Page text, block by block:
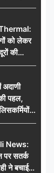
तो
को लेकर
की
के
पहल,
किए गए छाते
News:
पर सतर्क
ने बचाई